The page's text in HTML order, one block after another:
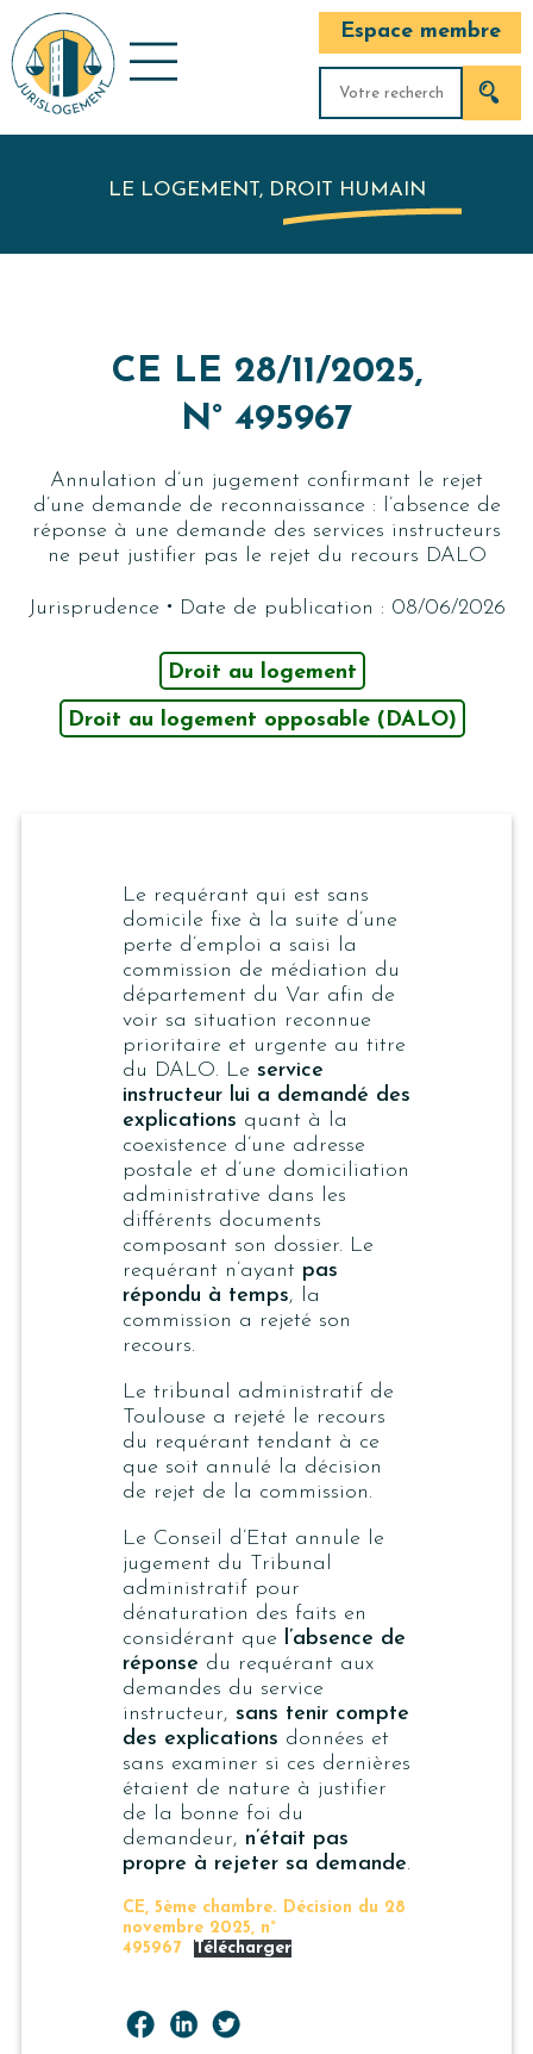
Espace membre
LE LOGEMENT, DROIT HUMAIN
CE LE 28/11/2025,
N° 495967
Annulation d’un jugement confirmant le rejet
d’une demande de reconnaissance : l’absence de
réponse à une demande des services instructeurs
ne peut justifier pas le rejet du recours DALO
Jurisprudence · Date de publication : 08/06/2026
Droit au logement
Droit au logement opposable (DALO)
Le requérant qui est sans
domicile fixe à la suite d’une
perte d’emploi a saisi la
commission de médiation du
département du Var afin de
voir sa situation reconnue
prioritaire et urgente au titre
du DALO. Le service
instructeur lui a demandé des
explications quant à la
coexistence d’une adresse
postale et d’une domiciliation
administrative dans les
différents documents
composant son dossier. Le
requérant n’ayant pas
répondu à temps, la
commission a rejeté son
recours.
Le tribunal administratif de
Toulouse a rejeté le recours
du requérant tendant à ce
que soit annulé la décision
de rejet de la commission.
Le Conseil d’Etat annule le
jugement du Tribunal
administratif pour
dénaturation des faits en
considérant que l’absence de
réponse du requérant aux
demandes du service
instructeur, sans tenir compte
des explications données et
sans examiner si ces dernières
étaient de nature à justifier
de la bonne foi du
demandeur, n’était pas
propre à rejeter sa demande.
CE, 5ème chambre. Décision du 28
novembre 2025, n°
495967
Télécharger